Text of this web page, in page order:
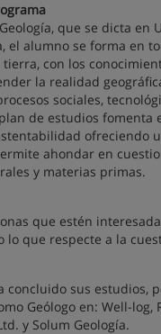
que se dicta en
el alumno se forma en
con los
la realidad
sociales,
de estudios fomenta
ofreciendo
ahondar en
y materias primas.
que estén
lo que respecte a la
concluido sus estudios,
Geólogo en: Well-log,
y Solum Geología.